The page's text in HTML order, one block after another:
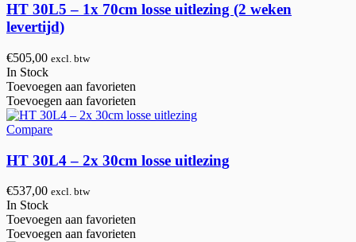
HT 30L5 – 1x 70cm losse uitlezing (2 weken
levertijd)
€505,00 excl. btw
In Stock
Toevoegen aan favorieten
Toevoegen aan favorieten
Compare
HT 30L4 – 2x 30cm losse uitlezing
€537,00 excl. btw
In Stock
Toevoegen aan favorieten
Toevoegen aan favorieten